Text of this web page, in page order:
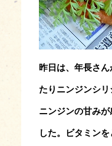
昨日は、年長さ
たり ニンジンシ
ニンジンの甘み
した。 ビタミン